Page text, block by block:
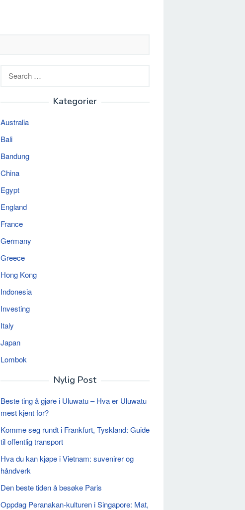
Kategorier
Australia
Bali
Bandung
China
Egypt
England
France
Germany
Greece
Hong Kong
Indonesia
Investing
Italy
Japan
Lombok
Nylig Post
Beste ting å gjøre i Uluwatu – Hva er Uluwatu
mest kjent for?
Komme seg rundt i Frankfurt, Tyskland: Guide
til offentlig transport
Hva du kan kjøpe i Vietnam: suvenirer og
håndverk
Den beste tiden å besøke Paris
Oppdag Peranakan-kulturen i Singapore: Mat,